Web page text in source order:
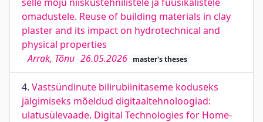
omadustele. Reuse of building materials in clay
plaster and its impact on hydrotechnical and
physical properties
Arrak, Tõnu 26.05.2026 master's theses
4. Vastsündinute bilirubiinitaseme koduseks
jälgimiseks mõeldud digitaaltehnoloogiad:
ulatusülevaade. Digital Technologies for Home-